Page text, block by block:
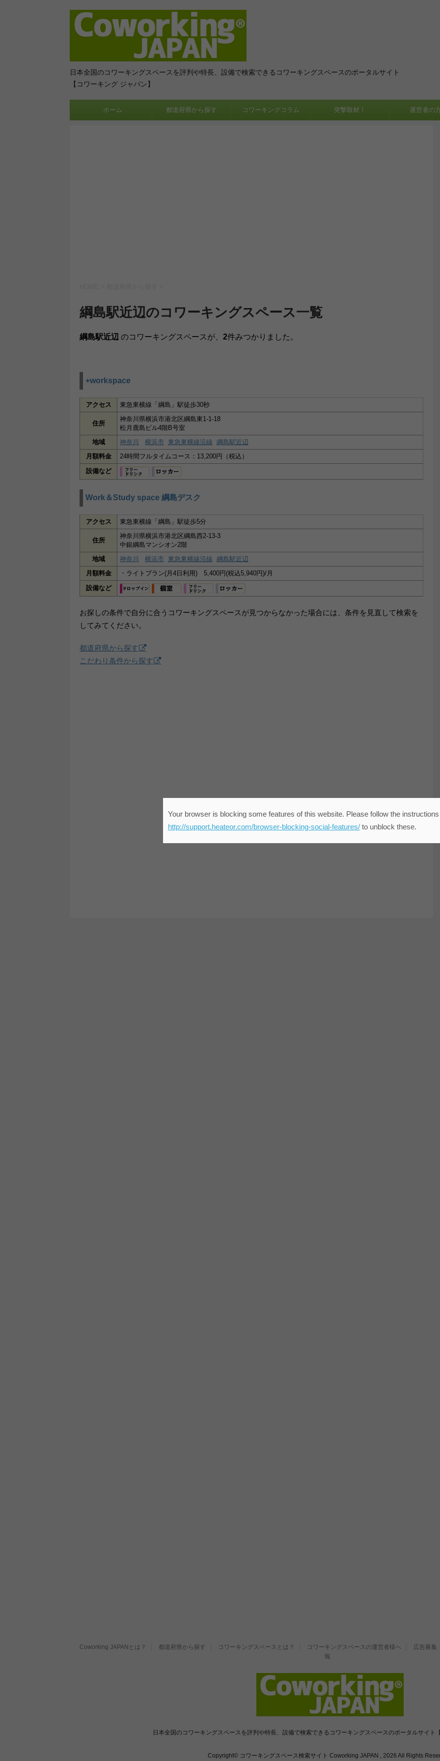
日本全国のコワーキングスペースを評判や特長、設備で検索できるコワーキングスペースのポータルサイト
【コワーキング ジャパン】
ホーム 都道府県から探す コワーキングコラム 突撃取材！ 運営者の
綱島駅近辺のコワーキングスペース一覧
綱島駅近辺 のコワーキングスペースが、 2件みつかりました。
+workspace
アクセス 東急東横線「綱島」駅徒歩30秒
住所
神奈川県横浜市港北区綱島東1-1-18
松月鹿島ビル4階B号室
地域
神奈川 横浜市 東急東横線沿線 綱島駅近辺
月額料金
24時間フルタイムコース：13,200円（税込）
設備など
Work＆Study space 綱島デスク
アクセス 東急東横線「綱島」駅徒歩5分
住所
神奈川県横浜市港北区綱島西2-13-3
中銀綱島マンシオン2階
地域
神奈川 横浜市 東急東横線沿線 綱島駅近辺
月額料金
・ライトプラン(月4日利用) 5,400円(税込5,940円)/月
設備など
お探しの条件で自分に合うコワーキングスペースが見つからなかった場合には、条件を見直して検索を
してみてください。
都道府県から探す
こだわり条件から探す
Coworking JAPANとは？ 都道府県から探す コワーキングスペースとは？ コワーキングスペースの運営者様へ
広告募集
報
日本全国のコワーキングスペースを評判や特長、設備で検索できるコワーキングスペースのポータルサイト
Copyright© コワーキングスペース検索サイト Coworking JAPAN , 2026 All Rights
Your browser is blocking some features of this website. Please follow the
http://support.heateor.com/browser-blocking-social-features/to unblock these.